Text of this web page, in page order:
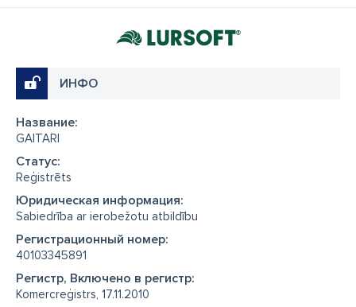
ИНФО
Название:
GAITARI
Cтатус:
Reģistrēts
Юридическая информация:
Sabiedrība ar ierobežotu atbildību
Регистрационный номер:
40103345891
Регистр, Включено в регистр:
Komercreģistrs, 17.11.2010